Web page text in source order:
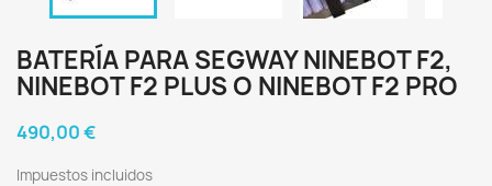
BATERÍA PARA SEGWAY NINEBOT F2,
NINEBOT F2 PLUS O NINEBOT F2 PRO
490,00 €
Impuestos incluidos